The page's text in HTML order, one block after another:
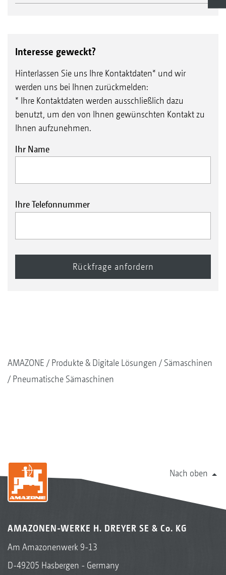
Interesse geweckt?
Hinterlassen Sie uns Ihre Kontaktdaten* und wir
werden uns bei Ihnen zurückmelden:
* Ihre Kontaktdaten werden ausschließlich dazu
benutzt, um den von Ihnen gewünschten Kontakt zu
Ihnen aufzunehmen.
Ihr Name
Ihre Telefonnummer
AMAZONE Produkte & Digitale Lösungen
Sämaschinen
Pneumatische Sämaschinen
Nach oben
AMAZONEN-WERKE H. DREYER SE & Co. KG
Am Amazonenwerk 9-13
D-49205 Hasbergen - Germany